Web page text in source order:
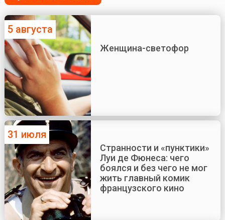
5 августа
Женщина-светофор
31 июля
Странности и «пунктики»
Луи де Фюнеса: чего
боялся и без чего не мог
жить главный комик
французского кино